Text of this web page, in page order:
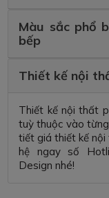
Màu sắc phổ
bếp
Thiết kế nội
Thiết kế nội thất
tuỳ thuộc vào
tiết giá thiết kế
hệ ngay số
Design nhé!